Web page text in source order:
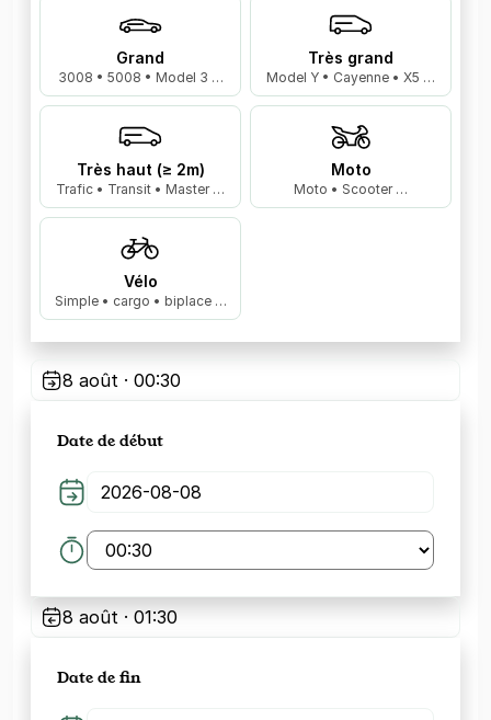
Grand
3008 • 5008 • Model 3 …
Très grand
Model Y • Cayenne • X5 …
Très haut (≥ 2m)
Trafic • Transit • Master …
Moto
Moto • Scooter …
Vélo
Simple • cargo • biplace …
8 août · 00:30
Date de début
8 août · 01:30
Date de fin